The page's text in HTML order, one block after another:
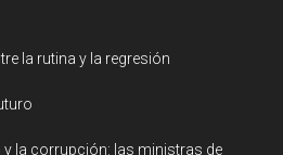
la rutina y la regresión
la corrupción: las ministras de